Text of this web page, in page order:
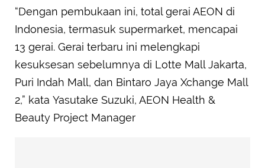
“Dengan pembukaan ini, total gerai AEON di
Indonesia, termasuk supermarket, mencapai
13 gerai. Gerai terbaru ini melengkapi
kesuksesan sebelumnya di Lotte Mall Jakarta,
Puri Indah Mall, dan Bintaro Jaya Xchange Mall
2,” kata Yasutake Suzuki, AEON Health &
Beauty Project Manager